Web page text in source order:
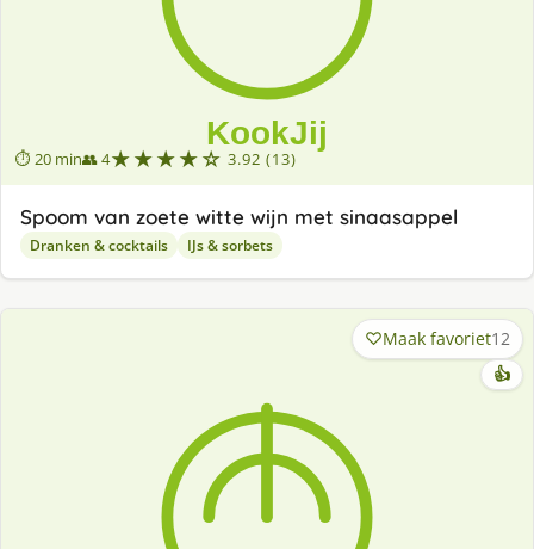
⏱ 20 min👥 4★★★★☆ 3.92 (13)
Spoom van zoete witte wijn met sinaasappel
Dranken & cocktails IJs & sorbets
Maak favoriet12
👍